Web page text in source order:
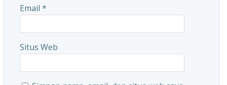
Email *
Situs Web